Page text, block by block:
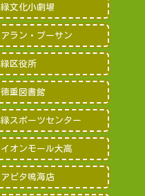
緑文化小劇場
アラン・プーサン
緑区役所
徳重図書館
緑スポーツセンター
イオンモール大高
アピタ鳴海店